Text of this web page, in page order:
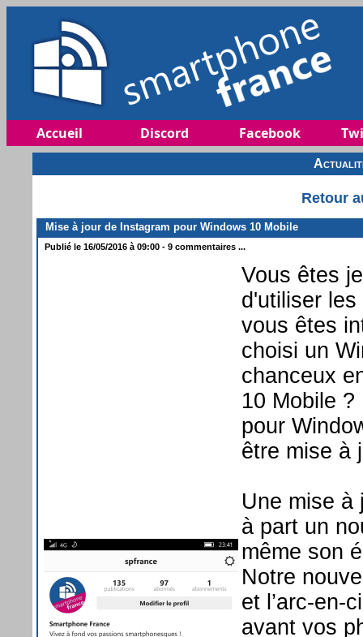
Accueil Discord Facebook
Retour
Mise à jour de Instagram pour Windows 10 Mobile
Publié le 16/05/2016 à 09:00 - 9 commentaires ...
Vous êtes
d'utiliser
vous êtes
choisi un
chanceux
10 Mobile
pour
être mise à
Une mise à
à part un
même son
Notre
et l’arc-en-
avant vos